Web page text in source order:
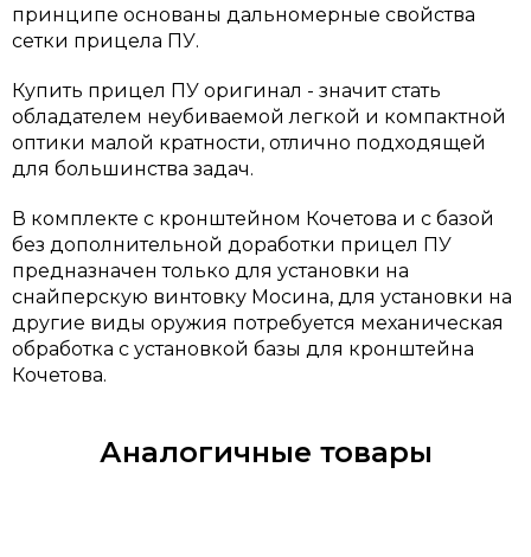
принципе основаны дальномерные свойства
сетки прицела ПУ.
Купить прицел ПУ оригинал - значит стать
обладателем неубиваемой легкой и компактной
оптики малой кратности, отлично подходящей
для большинства задач.
В комплекте с кронштейном Кочетова и с базой
без дополнительной доработки прицел ПУ
предназначен только для установки на
снайперскую винтовку Мосина, для установки на
другие виды оружия потребуется механическая
обработка с установкой базы для кронштейна
Кочетова.
Аналогичные товары